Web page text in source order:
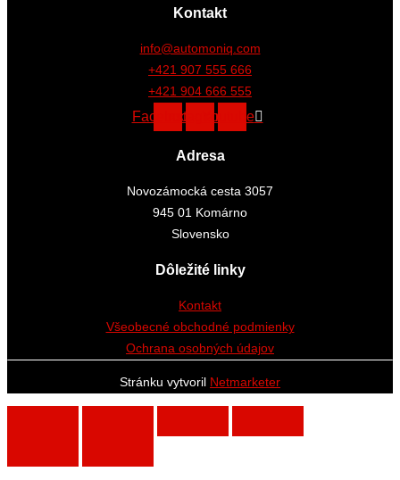
Kontakt
info@automoniq.com
+421 907 555 666
+421 904 666 555
FacebookInstagramYoutube
Adresa
Novozámocká cesta 3057
945 01 Komárno
Slovensko
Dôležité linky
Kontakt
Všeobecné obchodné podmienky
Ochrana osobných údajov
Stránku vytvoril Netmarketer